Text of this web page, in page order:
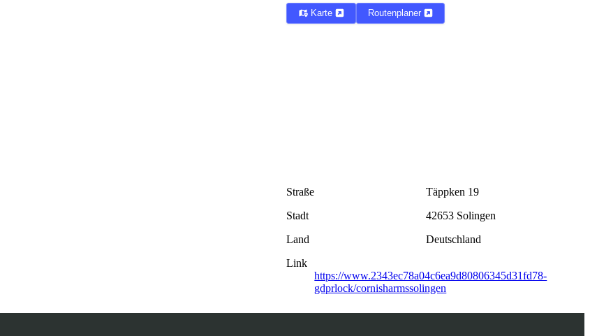
Karte Routenplaner
Straße
Täppken 19
Stadt
42653 Solingen
Land
Deutschland
Link
https://www.2343ec78a04c6ea9d80806345d31fd78-
gdprlock/cornisharmssolingen